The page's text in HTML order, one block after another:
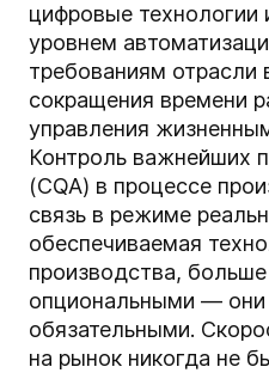
цифровые технологии
уровнем
требованиям отрасли
сокращения времени
управления
Контроль важнейших
(CQA) в процессе
связь в режиме
обеспечиваемая
производства,
опциональными — они
обязательными.
на рынок никогда не